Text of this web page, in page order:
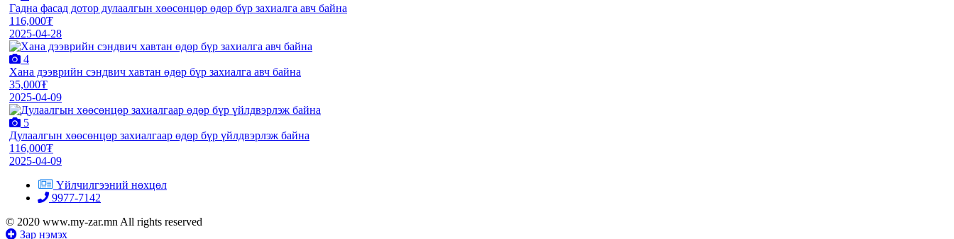
Гадна фасад дотор дулаалгын хөөсөнцөр өдөр бүр захиалга авч байна
116,000₮
2025-04-28
4
Хана дээврийн сэндвич хавтан өдөр бүр захиалга авч байна
35,000₮
2025-04-09
5
Дулаалгын хөөсөнцөр захиалгаар өдөр бүр үйлдвэрлэж байна
116,000₮
2025-04-09
Үйлчилгээний нөхцөл
9977-7142
© 2020 www.my-zar.mn All rights reserved
Зар нэмэх